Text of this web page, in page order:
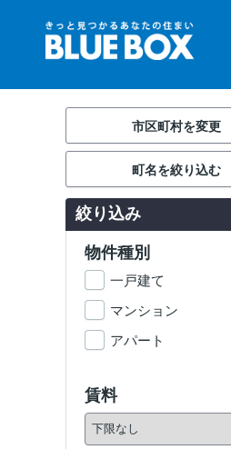
市区町村を変更
町名を絞り込む
絞り込み
物件種別
一戸建て
マンション
アパート
賃料